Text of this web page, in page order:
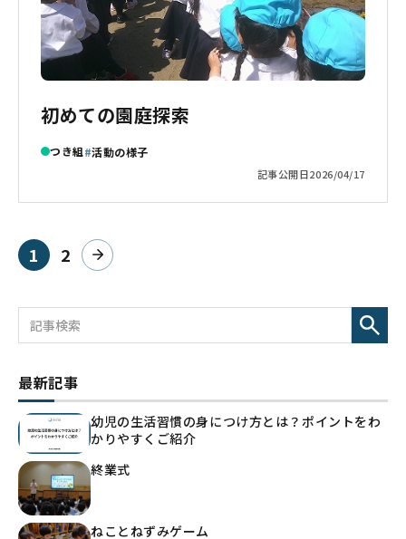
初めての園庭探索
つき組 活動の様子
記事公開日2026/04/17
1ページ目
2ページ目
次へ
最新記事
幼児の生活習慣の身につけ方とは？ポイントをわ
かりやすくご紹介
終業式
ねことねずみゲーム